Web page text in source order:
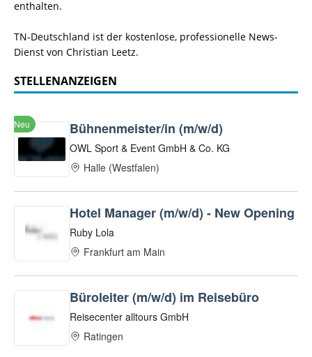
enthalten.
TN-Deutschland ist der kostenlose, professionelle News-
Dienst von Christian Leetz.
STELLENANZEIGEN